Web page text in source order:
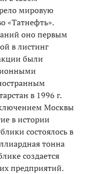
мировую
«Татнефть».
оно первым
в листинг
были
в 1996 г.
Москвы
в истории
состоялось в
тонна
создается
предприятий.